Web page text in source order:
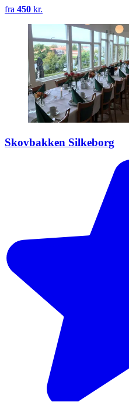
fra 450 kr.
Skovbakken Silkeborg